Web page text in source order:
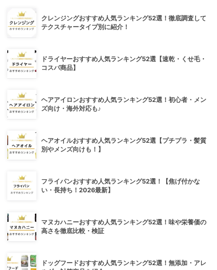
クレンジングおすすめ人気ランキング52選！徹底調査して
テクスチャータイプ別に紹介！
ドライヤーおすすめ人気ランキング52選【速乾・くせ毛・
コスパ商品】
ヘアアイロンおすすめ人気ランキング52選！初心者・メン
ズ向け・海外対応も♪
ヘアオイルおすすめ人気ランキング52選【プチプラ・髪質
別やメンズ向けも！】
フライパンおすすめ人気ランキング52選！【焦げ付かな
い・長持ち！2026最新】
マヌカハニーおすすめ人気ランキング52選！味や栄養価の
高さを徹底比較・検証
ドッグフードおすすめ人気ランキング52選！無添加・アレ